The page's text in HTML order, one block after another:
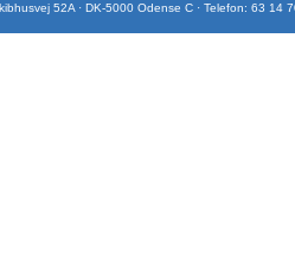
52A · DK-5000 Odense C · Telefon: 63 14